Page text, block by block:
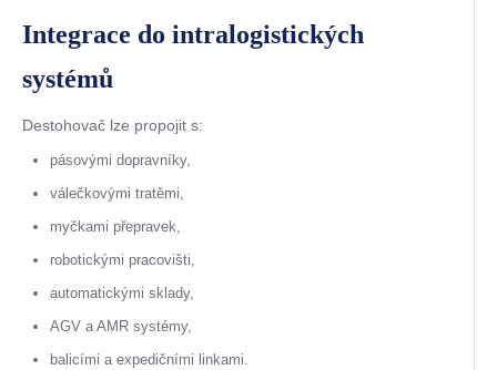
Integrace do intralogistických
systémů
Destohovač lze propojit s:
pásovými dopravníky,
válečkovými tratěmi,
myčkami přepravek,
robotickými pracovišti,
automatickými sklady,
AGV a AMR systémy,
balicími a expedičními linkami.